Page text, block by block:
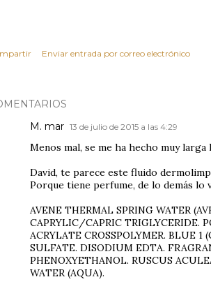
Enviar entrada por correo electrónico
M. mar 13 de julio de 2015 a las 4:29
Menos mal, se me ha hecho muy
David, te parece este fluido
Porque tiene perfume, de lo demás lo
AVENE THERMAL SPRING WATER
CAPRYLIC/CAPRIC TRIGLYCERIDE.
ACRYLATE CROSSPOLYMER. BLUE
SULFATE. DISODIUM EDTA.
PHENOXYETHANOL. RUSCUS
WATER (AQUA).